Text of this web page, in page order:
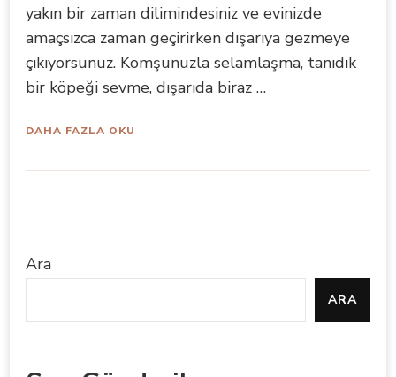
yakın bir zaman dilimindesiniz ve evinizde
amaçsızca zaman geçirirken dışarıya gezmeye
çıkıyorsunuz. Komşunuzla selamlaşma, tanıdık
bir köpeği sevme, dışarıda biraz …
DAHA FAZLA OKU
Ara
ARA